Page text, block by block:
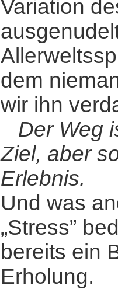
Variation
dem
wir ihn
Der Weg
Ziel, aber
Erlebnis.
Und was
„Stress”
bereits ein
Erholung.